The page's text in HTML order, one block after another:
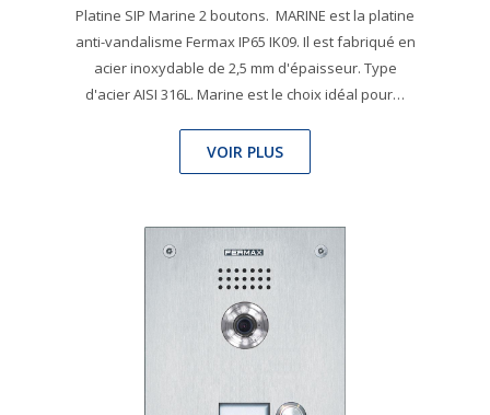
Platine SIP Marine 2 boutons. MARINE est la platine
anti-vandalisme Fermax IP65 IK09. Il est fabriqué en
acier inoxydable de 2,5 mm d'épaisseur. Type
d'acier AISI 316L. Marine est le choix idéal pour…
VOIR PLUS